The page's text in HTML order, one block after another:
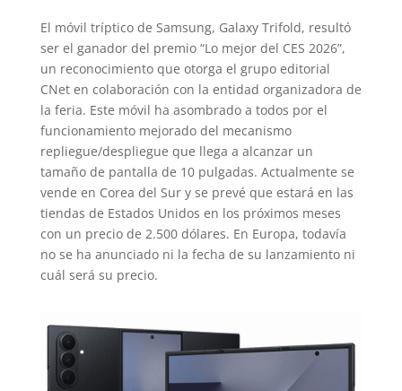
El móvil tríptico de Samsung, Galaxy Trifold, resultó
ser el ganador del premio “Lo mejor del CES 2026”,
un reconocimiento que otorga el grupo editorial
CNet en colaboración con la entidad organizadora de
la feria. Este móvil ha asombrado a todos por el
funcionamiento mejorado del mecanismo
repliegue/despliegue que llega a alcanzar un
tamaño de pantalla de 10 pulgadas. Actualmente se
vende en Corea del Sur y se prevé que estará en las
tiendas de Estados Unidos en los próximos meses
con un precio de 2.500 dólares. En Europa, todavía
no se ha anunciado ni la fecha de su lanzamiento ni
cuál será su precio.